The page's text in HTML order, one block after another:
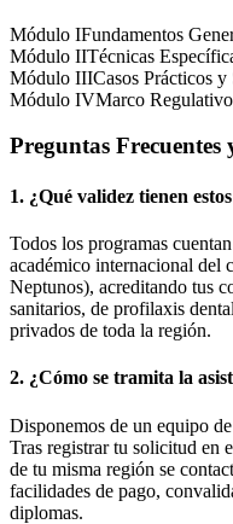
Módulo IFundamentos
Módulo IITécnicas
Módulo IIICasos Prácticos
Módulo IVMarco
Preguntas
1. ¿Qué validez tienen
Todos los programas
académico internacional del
Neptunos), acreditando tus
sanitarios, de profilaxis
privados de toda la región.
2. ¿Cómo se tramita la
Disponemos de un equipo
Tras registrar tu solicitud en
de tu misma región se
facilidades de pago,
diplomas.